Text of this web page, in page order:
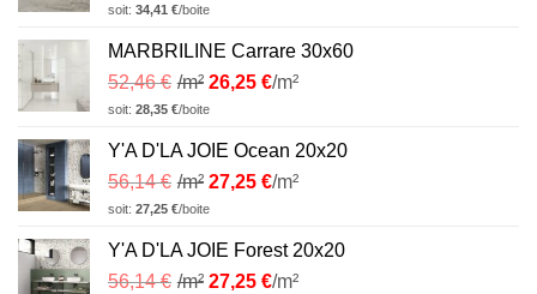
soit: 34,41 €/boite
MARBRILINE Carrare 30x60
52,46€ /m² 26,25 €/m²
soit: 28,35 €/boite
Y'A D'LA JOIE Ocean 20x20
56,14€ /m² 27,25 €/m²
soit: 27,25 €/boite
Y'A D'LA JOIE Forest 20x20
56,14€ /m² 27,25 €/m²